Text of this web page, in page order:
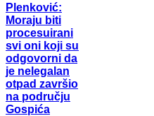
Plenković:
Moraju biti
procesuirani
svi oni koji su
odgovorni da
je nelegalan
otpad završio
na području
Gospića